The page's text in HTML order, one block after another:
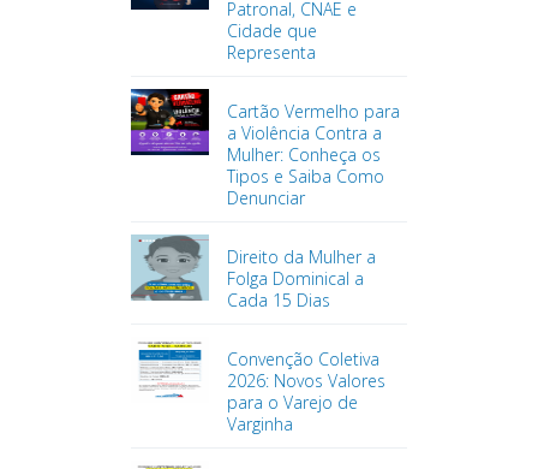
Patronal, CNAE e
Cidade que
Representa
Cartão Vermelho para
a Violência Contra a
Mulher: Conheça os
Tipos e Saiba Como
Denunciar
Direito da Mulher a
Folga Dominical a
Cada 15 Dias
Convenção Coletiva
2026: Novos Valores
para o Varejo de
Varginha